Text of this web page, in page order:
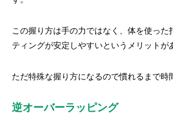
この握り方は手の力ではなく、体を使った
ティングが安定しやすいというメリットが
ただ特殊な握り方になるので慣れるまで時
逆オーバーラッピング